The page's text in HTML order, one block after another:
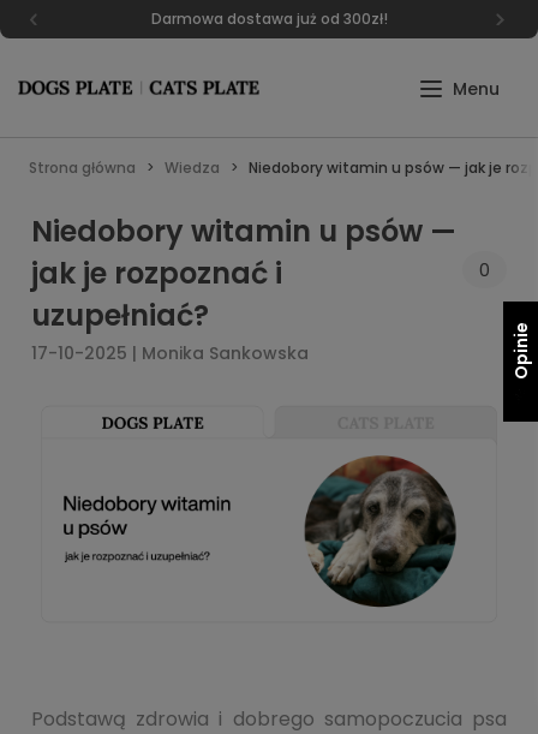
Darmowa dostawa już od 300zł!
Strona główna Wiedza Niedobory witamin u psów — jak je
Niedobory witamin u psów —
jak je rozpoznać i
uzupełniać?
0
17-10-2025 | Monika Sankowska
Podstawą zdrowia i dobrego samopoczucia psa
Opinie